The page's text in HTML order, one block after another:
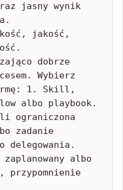
jasny wynik
jakość,
dobrze
Wybierz
1. Skill,
albo playbook.
ograniczona
zadanie
delegowania.
albo